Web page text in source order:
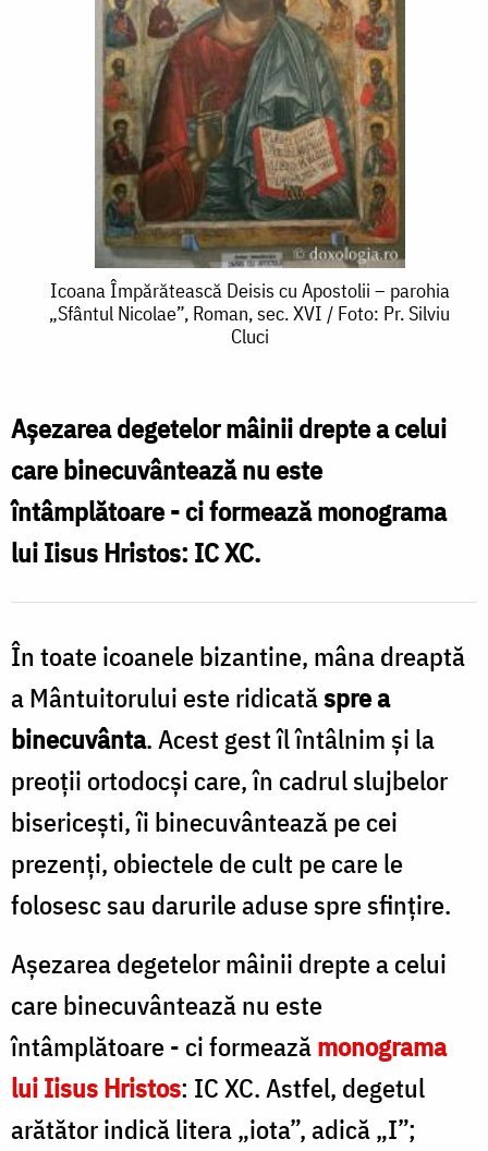
Icoana
Împărătească
Apostolii
–
parohia
„Sfântul
sec.
XVI
/
Foto:
Pr.
Silviu
Cluci
Icoana Împărătească Deisis cu Apostolii – parohia
„Sfântul Nicolae”, Roman, sec. XVI / Foto: Pr. Silviu
Cluci
Așezarea degetelor mâinii drepte a celui
care binecuvântează nu este
întâmplătoare - ci formează monograma
lui Iisus Hristos: IC XC.
În toate icoanele bizantine, mâna dreaptă
a Mântuitorului este ridicatăspre a
binecuvânta. Acest gest îl întâlnim și la
preoții ortodocși care, în cadrul slujbelor
bisericești, îi binecuvântează pe cei
prezenți, obiectele de cult pe care le
folosesc sau darurile aduse spre sfințire.
Așezarea degetelor mâinii drepte a celui
care binecuvântează nu este
întâmplătoare - ci formeazămonograma
lui Iisus Hristos: IC XC. Astfel, degetul
arătător indică litera „iota”, adică „I”;